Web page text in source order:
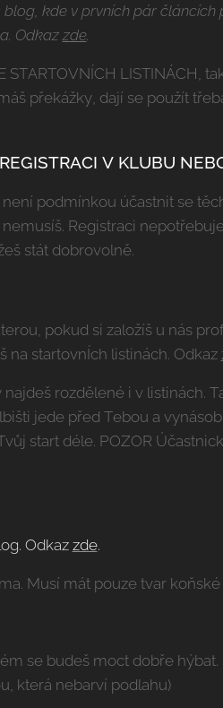
kde v prvních pár
Odkazzde.
LISTINÁCH,
překážky, dají se použít
V KLUBU
podmínkou účastnit se
Registraci
stát dobrovolně.
pokud si založíš u nás
na startovnÍch listinách. Odkaz
rozdělené i v listinách.
jede před Tebou a
start déle. POZOR
Odkaz zde.
Musí mát pouze tvar
se budeš moct dobře
která nebarví podlahu)